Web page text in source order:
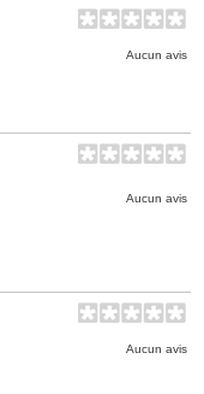
Aucun avis
Aucun avis
Aucun avis